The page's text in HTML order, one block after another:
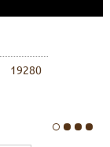
19280